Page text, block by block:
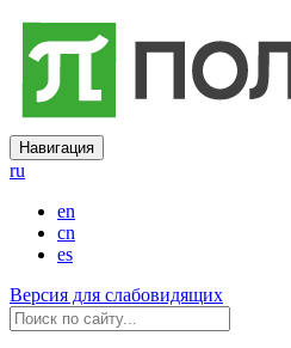
Навигация
ru
en
cn
es
Версия для слабовидящих